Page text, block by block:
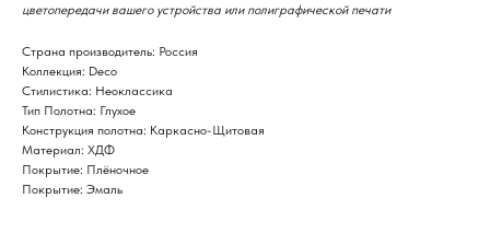
цветопередачи вашего устройства или полиграфической печати
Страна производитель: Россия
Коллекция: Deco
Стилистика: Неоклассика
Тип Полотна: Глухое
Конструкция полотна: Каркасно-Щитовая
Материал: ХДФ
Покрытие: Плёночное
Покрытие: Эмаль